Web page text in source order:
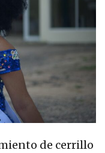
de cerrillo